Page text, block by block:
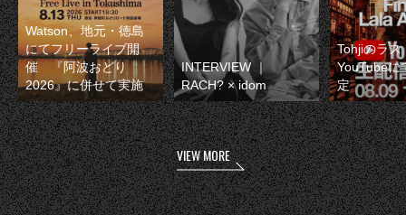
Watson、地元・徳島
にてフリーライブ開
催 『阿波おどり
2026』に併せて実施
INTERVIEW ｜
RACH? × idom
Tohjiのラス
YouTubeに
定
VIEW MORE